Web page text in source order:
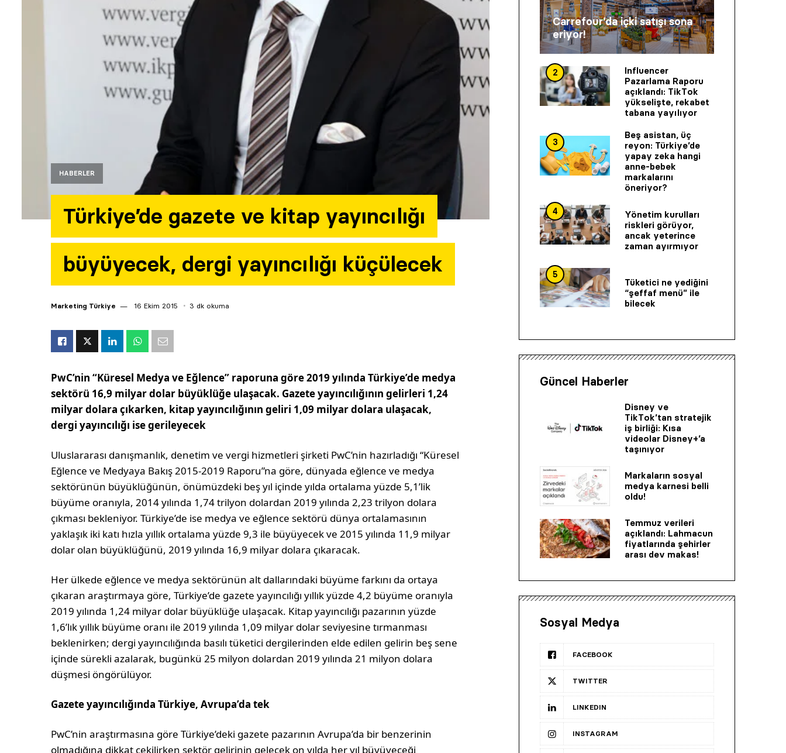
HABERLER
Türkiye’de gazete ve kitap yayıncılığı
büyüyecek, dergi yayıncılığı küçülecek
Marketing Türkiye 16 Ekim 2015 3 dk okuma
PwC’nin “Küresel Medya ve Eğlence” raporuna göre 2019 yılında Türkiye’de medya
sektörü 16,9 milyar dolar büyüklüğe ulaşacak. Gazete yayıncılığının gelirleri 1,24
milyar dolara çıkarken, kitap yayıncılığının geliri 1,09 milyar dolara ulaşacak,
dergi yayıncılığı ise gerileyecek
Uluslararası danışmanlık, denetim ve vergi hizmetleri şirketi PwC’nin hazırladığı “Küresel
Eğlence ve Medyaya Bakış 2015-2019 Raporu”na göre, dünyada eğlence ve medya
sektörünün büyüklüğünün, önümüzdeki beş yıl içinde yılda ortalama yüzde 5,1’lik
büyüme oranıyla, 2014 yılında 1,74 trilyon dolardan 2019 yılında 2,23 trilyon dolara
çıkması bekleniyor. Türkiye’de ise medya ve eğlence sektörü dünya ortalamasının
yaklaşık iki katı hızla yıllık ortalama yüzde 9,3 ile büyüyecek ve 2015 yılında 11,9 milyar
dolar olan büyüklüğünü, 2019 yılında 16,9 milyar dolara çıkaracak.
Her ülkede eğlence ve medya sektörünün alt dallarındaki büyüme farkını da ortaya
çıkaran araştırmaya göre, Türkiye’de gazete yayıncılığı yıllık yüzde 4,2 büyüme oranıyla
2019 yılında 1,24 milyar dolar büyüklüğe ulaşacak. Kitap yayıncılığı pazarının yüzde
1,6’lık yıllık büyüme oranı ile 2019 yılında 1,09 milyar dolar seviyesine tırmanması
beklenirken; dergi yayıncılığında basılı tüketici dergilerinden elde edilen gelirin beş sene
içinde sürekli azalarak, bugünkü 25 milyon dolardan 2019 yılında 21 milyon dolara
düşmesi öngörülüyor.
Gazete yayıncılığında Türkiye, Avrupa’da tek
PwC’nin araştırmasına göre Türkiye’deki gazete pazarının Avrupa’da bir benzerinin
olmadığına dikkat çekilirken sektör gelirinin gelecek on yılda her yıl büyüyeceği
Carrefour’da içki satışı sona
eriyor!
2
Influencer
Pazarlama Raporu
açıklandı: TikTok
yükselişte, rekabet
tabana yayılıyor
3
Beş asistan, üç
reyon: Türkiye’de
yapay zeka hangi
anne-bebek
markalarını
öneriyor?
4
Yönetim kurulları
riskleri görüyor,
ancak yeterince
zaman ayırmıyor
5
Tüketici ne yediğini
“şeffaf menü” ile
bilecek
Güncel Haberler
Disney ve
TikTok’tan stratejik
iş birliği: Kısa
videolar Disney+’a
taşınıyor
Markaların sosyal
medya karnesi belli
oldu!
Temmuz verileri
açıklandı: Lahmacun
fiyatlarında şehirler
arası dev makas!
Sosyal Medya
FACEBOOK
TWITTER
LINKEDIN
INSTAGRAM